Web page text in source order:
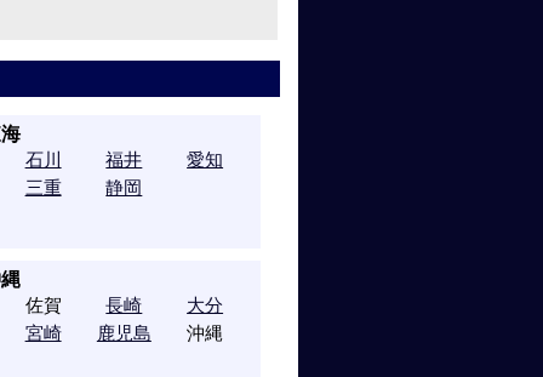
石川 福井
愛知
三重 静岡
佐賀 長崎
大分
宮崎 鹿児島 沖縄